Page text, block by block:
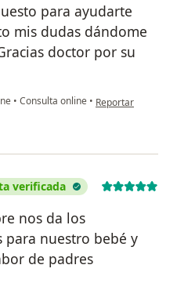
para ayudarte
mis dudas dándome
doctor por su
• Consulta online • en opinión del
Reportar
verificada
nos da los
para nuestro bebé y
de padres